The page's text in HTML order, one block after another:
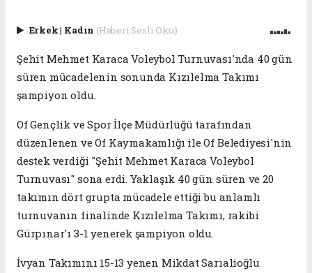
Erkek| Kadın (Haberi Sesli Oku)
Şehit Mehmet Karaca Voleybol Turnuvası'nda 40 gün
süren mücadelenin sonunda Kızılelma Takımı
şampiyon oldu.
Of Gençlik ve Spor İlçe Müdürlüğü tarafından
düzenlenen ve Of Kaymakamlığı ile Of Belediyesi'nin
destek verdiği "Şehit Mehmet Karaca Voleybol
Turnuvası" sona erdi. Yaklaşık 40 gün süren ve 20
takımın dört grupta mücadele ettiği bu anlamlı
turnuvanın finalinde Kızılelma Takımı, rakibi
Gürpınar'ı 3-1 yenerek şampiyon oldu.
İvyan Takımını 15-13 yenen Mikdat Sarıalioğlu